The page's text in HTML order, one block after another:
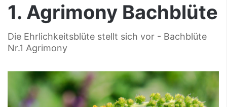
1. Agrimony Bachblüte
Die Ehrlichkeitsblüte stellt sich vor - Bachblüte
Nr.1 Agrimony